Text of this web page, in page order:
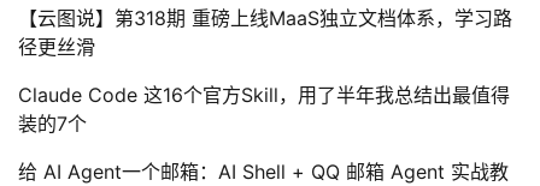
【云图说】第318期 重磅上线MaaS独立文档体系，学习路
径更丝滑
Claude Code 这16个官方Skill，用了半年我总结出最值得
装的7个
给 AI Agent一个邮箱：AI Shell + QQ 邮箱 Agent 实战教